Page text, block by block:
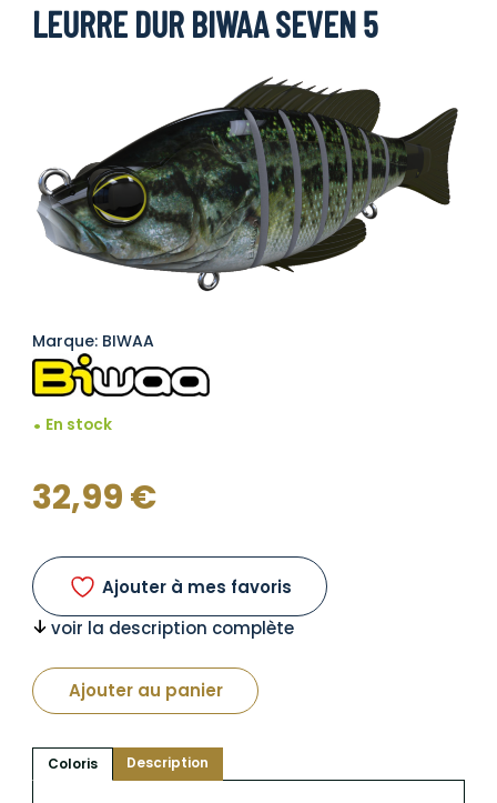
LEURRE DUR BIWAA SEVEN 5
Marque: BIWAA
En stock
32,99€
Ajouter à mes favoris
voir la description complète
Ajouter au panier
Coloris Description